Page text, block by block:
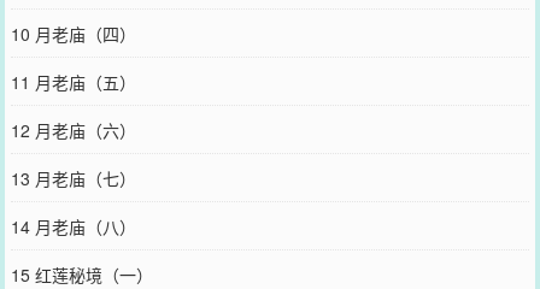
10 月老庙（四）
11 月老庙（五）
12 月老庙（六）
13 月老庙（七）
14 月老庙（八）
15 红莲秘境（一）